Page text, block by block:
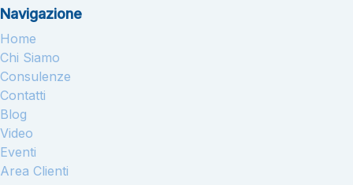
Navigazione
Home
Chi Siamo
Consulenze
Contatti
Blog
Video
Eventi
Area Clienti